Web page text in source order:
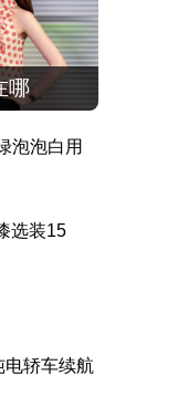
哪
泡泡白用
选装15
轿车续航